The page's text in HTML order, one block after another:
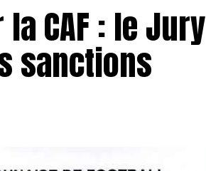
CAF : le Jury
sanctions